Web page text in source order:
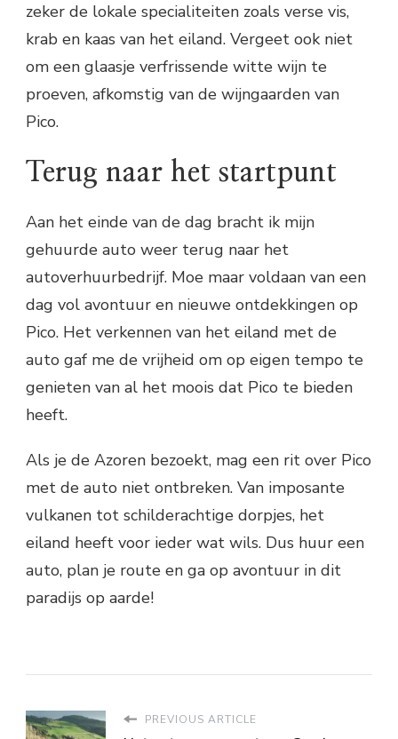
zeker de lokale specialiteiten zoals verse vis,
krab en kaas van het eiland. Vergeet ook niet
om een glaasje verfrissende witte wijn te
proeven, afkomstig van de wijngaarden van
Pico.
Terug naar het startpunt
Aan het einde van de dag bracht ik mijn
gehuurde auto weer terug naar het
autoverhuurbedrijf. Moe maar voldaan van een
dag vol avontuur en nieuwe ontdekkingen op
Pico. Het verkennen van het eiland met de
auto gaf me de vrijheid om op eigen tempo te
genieten van al het moois dat Pico te bieden
heeft.
Als je de Azoren bezoekt, mag een rit over Pico
met de auto niet ontbreken. Van imposante
vulkanen tot schilderachtige dorpjes, het
eiland heeft voor ieder wat wils. Dus huur een
auto, plan je route en ga op avontuur in dit
paradijs op aarde!
PREVIOUS ARTICLE